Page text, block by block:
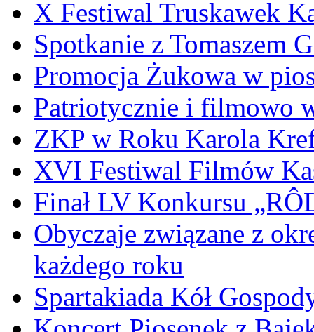
X Festiwal Truskawek
Spotkanie z Tomaszem
Promocja Żukowa w
Patriotycznie i filmowo
ZKP w Roku Karola
XVI Festiwal Filmów
Finał LV Konkursu
Obyczaje związane z
każdego roku
Spartakiada Kół